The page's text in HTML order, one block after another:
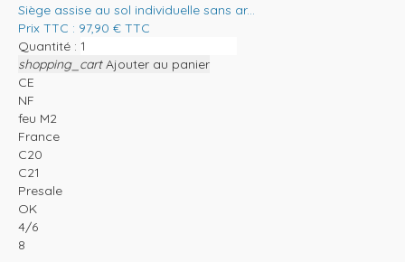
Siège assise au sol individuelle sans ar...
Prix TTC : 97,90 € TTC
Quantité :
shopping_cart Ajouter au panier
CE
NF
feu M2
France
C20
C21
Presale
OK
4/6
8